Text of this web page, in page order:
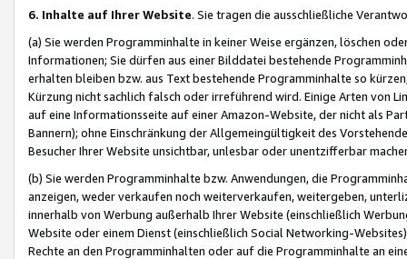
6. Inhalte auf Ihrer Website. Sie tragen die ausschließliche
(a) Sie werden Programminhalte in keiner Weise ergänzen, löschen
Informationen; Sie dürfen aus einer Bilddatei bestehende
erhalten bleiben bzw. aus Text bestehende Programminhalte so
Kürzung nicht sachlich falsch oder irreführend wird. Einige Arten von
auf eine Informationsseite auf einer Amazon-Website, der nicht als
Bannern); ohne Einschränkung der Allgemeingültigkeit des
Besucher Ihrer Website unsichtbar, unlesbar oder unentzifferbar
(b) Sie werden Programminhalte bzw. Anwendungen, die
anzeigen, weder verkaufen noch weiterverkaufen, weitergeben,
innerhalb von Werbung außerhalb Ihrer Website (einschließlich
Website oder einem Dienst (einschließlich Social Networking-
Rechte an den Programminhalten oder auf die Programminhalte an